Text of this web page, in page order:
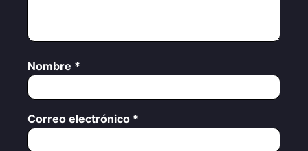
Nombre *
Correo electrónico *